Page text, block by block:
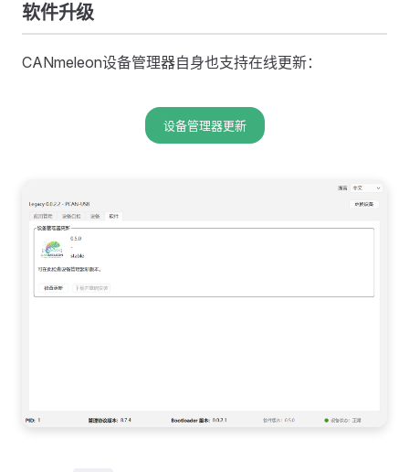
软件升级
CANmeleon设备管理器自身也支持在线更新：
设备管理器更新